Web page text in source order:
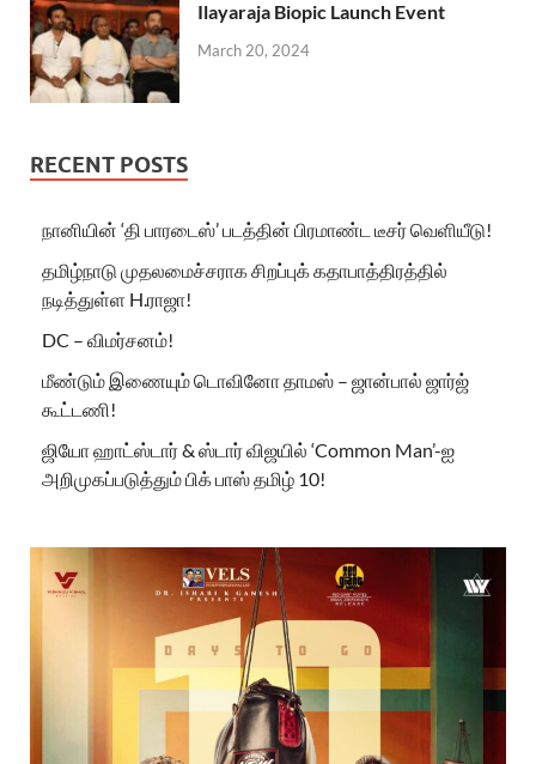
Ilayaraja Biopic Launch Event
March 20, 2024
RECENT POSTS
நானியின் ‘தி பாரடைஸ்’ படத்தின் பிரமாண்ட டீசர் வெளியீடு!
தமிழ்நாடு முதலமைச்சராக சிறப்புக் கதாபாத்திரத்தில்
நடித்துள்ள H.ராஜா!
DC – விமர்சனம்!
மீண்டும் இணையும் டொவினோ தாமஸ் – ஜான்பால் ஜார்ஜ்
கூட்டணி!
ஜியோ ஹாட்ஸ்டார் & ஸ்டார் விஜயில் ‘Common Man’-ஐ
அறிமுகப்படுத்தும் பிக் பாஸ் தமிழ் 10!